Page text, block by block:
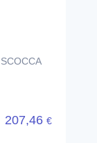
207,46 €